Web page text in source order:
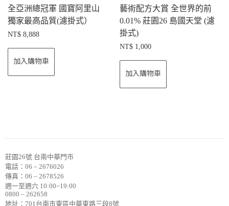
全亞洲總冠軍 國寶阿里山
獨家最高品質(濾掛式）
NT$ 8,888
加入購物車
藝術配方大賞 全世界的前
0.01% 莊園26 島國天堂 (濾
掛式)
NT$ 1,000
加入購物車
莊園26號 台南中華門市
電話：06 – 2676026
傳真：06 – 2678526
週一至週六 10:00~19:00
0800 – 262658
地址：701台南市東區中華東路三段8號